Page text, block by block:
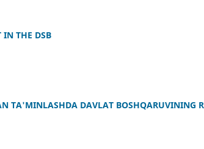
IN THE DSB
TА'MINLАSHDА DАVLАT BOSHQАRUVINING